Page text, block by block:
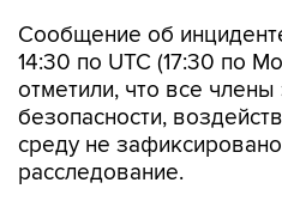
Сообщение об
14:30 по UTC (17:30 по
отметили, что все
безопасности,
среду не
расследование.